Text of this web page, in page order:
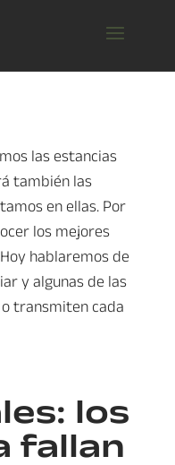
las estancias
también las
en ellas. Por
los mejores
hablaremos de
y algunas de las
transmiten cada
los
fallan